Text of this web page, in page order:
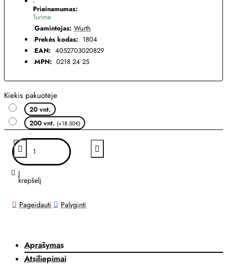
Prieinamumas:
Turime
Gamintojas: Wurth
Prekės kodas: 1804
EAN: 4052703020829
MPN: 0218 24 25
Kiekis pakuotėje
20 vnt.
200 vnt. (+18.50€)
Į
krepšelį
Pageidauti Palyginti
Aprašymas
Atsiliepimai